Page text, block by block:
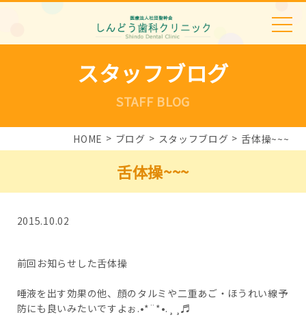
スタッフブログ
STAFF BLOG
HOME ブログ スタッフブログ 舌体操~~~
舌体操~~~
2015.10.02
前回お知らせした舌体操
唾液を出す効果の他、顔のタルミや二重あご・ほうれい線予
防にも良いみたいですよぉ.•*¨*•.¸¸♬